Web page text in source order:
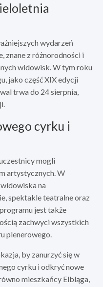
wydarzeń
znane z różnorodności i
widowisk. W tym roku
jako część XIX edycji
trwa do 24 sierpnia,
cyrku i
mogli
artystycznych. W
na
spektakle teatralne oraz
jest także
zachwyci wszystkich
plenerowego.
by zanurzyć się w
cyrku i odkryć nowe
mieszkańcy Elbląga,